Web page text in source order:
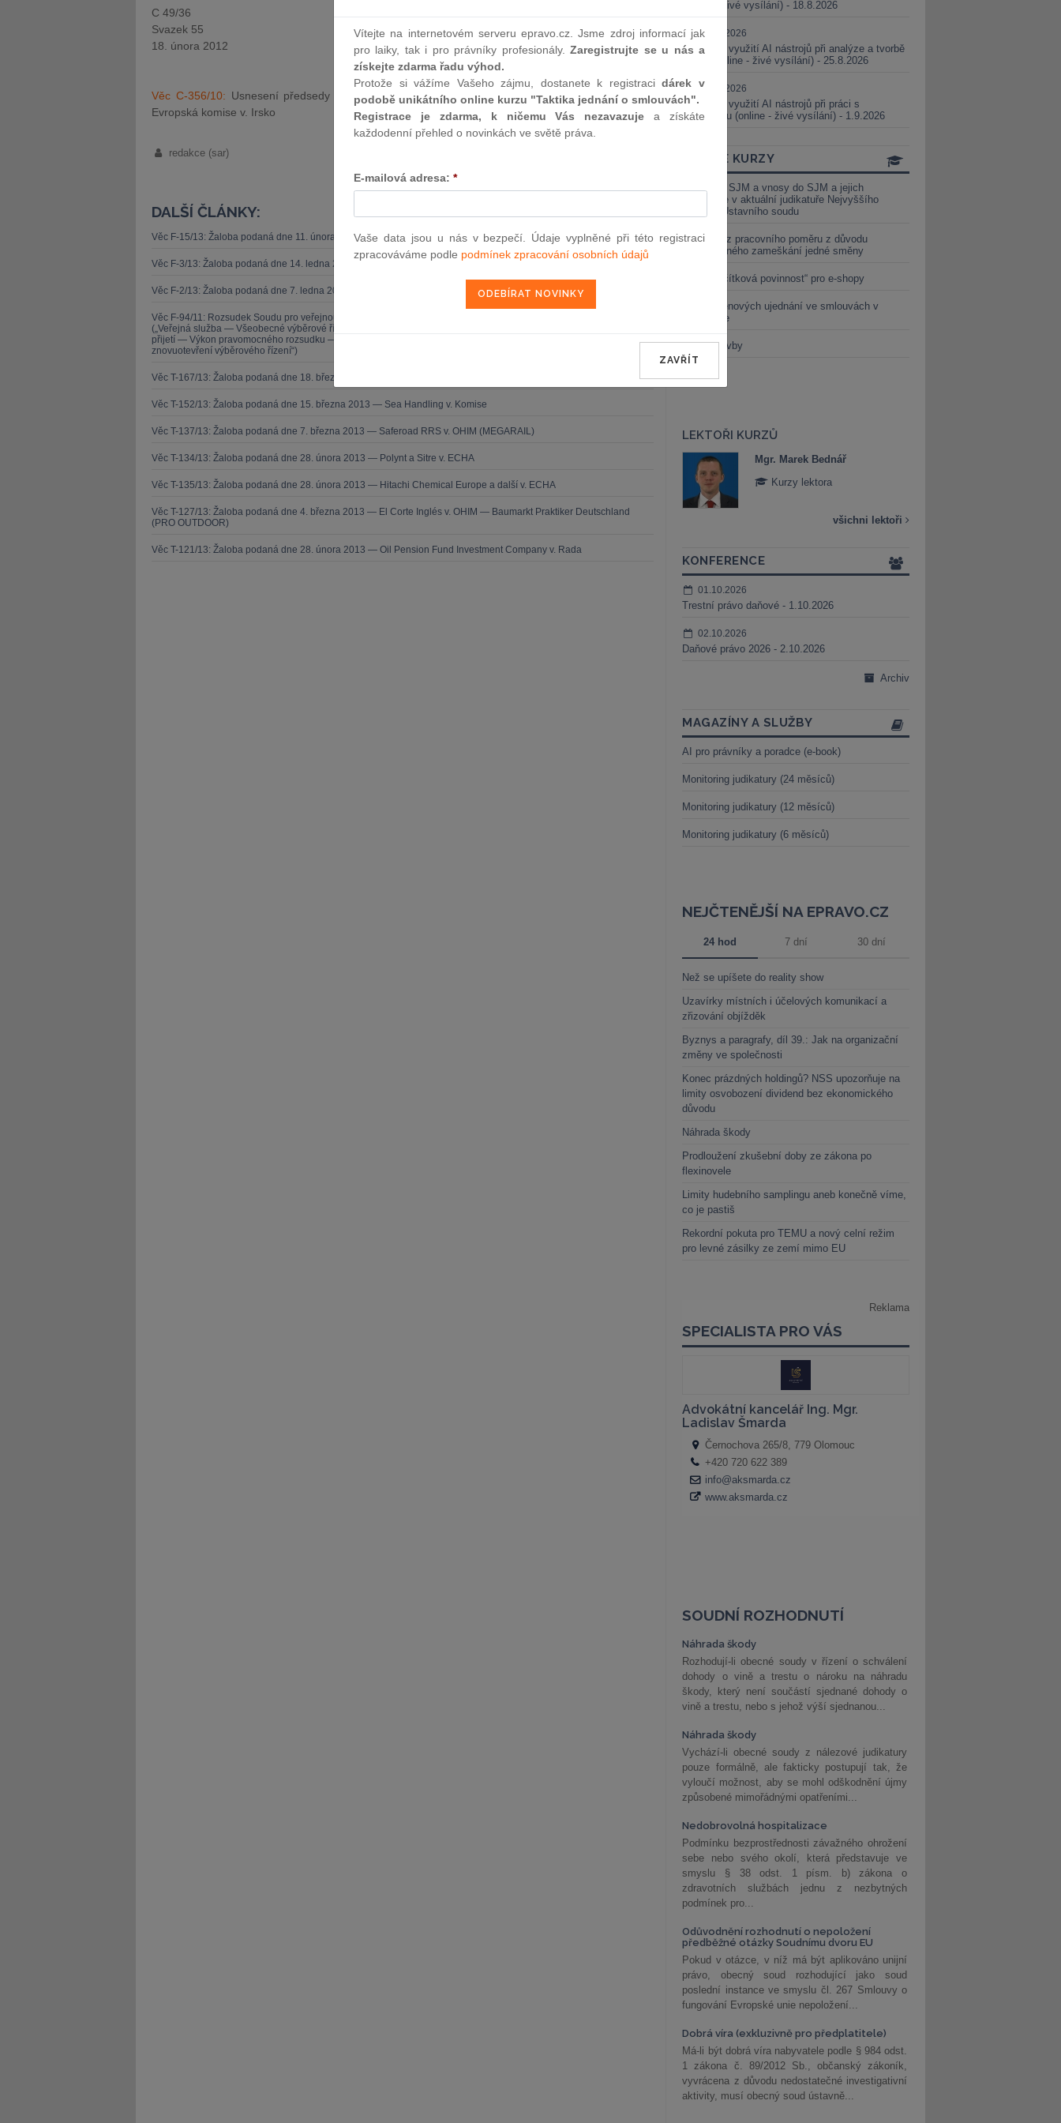
C 49/36
Svazek 55
18. února 2012
Věc C-356/10: Usnesení předsedy třetího senátu Soudního dvora ze dne 22. listopadu 2011 —
Evropská komise v. Irsko
redakce (sar)
DALŠÍ ČLÁNKY:
Věc F-15/13: Žaloba podaná dne 11. února 2013 — ZZ v. Komise
Věc F-3/13: Žaloba podaná dne 14. ledna 2013 — CK v. Komise
Věc F-2/13: Žaloba podaná dne 7. ledna 2013 — ZZ v. Komise
Věc F-94/11: Rozsudek Soudu pro veřejnou službu (druhého senátu) ze dne 21. března 2013 — Brune v. Komise
(„Veřejná služba — Všeobecné výběrové řízení — Zrušení rozhodnutí o nezapsání na seznam uchazečů vhodných k
přijetí — Výkon pravomocného rozsudku — Zásada legality — Námitka protiprávnosti vznesená proti rozhodnutí o
znovuotevření výběrového řízení“)
Věc T-167/13: Žaloba podaná dne 18. března 2013 — Comune di Milano v. Komise
Věc T-152/13: Žaloba podaná dne 15. března 2013 — Sea Handling v. Komise
Věc T-137/13: Žaloba podaná dne 7. března 2013 — Saferoad RRS v. OHIM (MEGARAIL)
Věc T-134/13: Žaloba podaná dne 28. února 2013 — Polynt a Sitre v. ECHA
Věc T-135/13: Žaloba podaná dne 28. února 2013 — Hitachi Chemical Europe a další v. ECHA
Věc T-127/13: Žaloba podaná dne 4. března 2013 — El Corte Inglés v. OHIM — Baumarkt Praktiker Deutschland
(PRO OUTDOOR)
Věc T-121/13: Žaloba podaná dne 28. února 2013 — Oil Pension Fund Investment Company v. Rada
(online - živé vysílání) - 18.8.2026
25.08.2026
Praktické využití AI nástrojů při analýze a tvorbě
smluv (online - živé vysílání) - 25.8.2026
01.09.2026
Praktické využití AI nástrojů při práci s
judikaturou (online - živé vysílání) - 1.9.2026
ONLINE KURZY
Vnosy ze SJM a vnosy do SJM a jejich
valorizace v aktuální judikatuře Nejvyššího
soudu a Ústavního soudu
Výpověď z pracovního poměru z důvodu
neomluveného zameškání jedné směny
Nová „tlačítková povinnost“ pro e-shopy
Změna cenových ujednání ve smlouvách v
energetice
Černé stavby
LEKTOŘI KURZŮ
JUDr. Tomáš Nielsen
JUDr. Tomáš Sokol
Kurzy lektora
Mgr. Marek Bednář
Kurzy lektora
všichni lektoři
KONFERENCE
01.10.2026
Trestní právo daňové - 1.10.2026
02.10.2026
Daňové právo 2026 - 2.10.2026
Archiv
MAGAZÍNY A SLUŽBY
AI pro právníky a poradce (e-book)
Monitoring judikatury (24 měsíců)
Monitoring judikatury (12 měsíců)
Monitoring judikatury (6 měsíců)
NEJČTENĚJŠÍ NA EPRAVO.CZ
24 hod 7 dní 30 dní
Než se upíšete do reality show
Uzavírky místních i účelových komunikací a
zřizování objížděk
Byznys a paragrafy, díl 39.: Jak na organizační
změny ve společnosti
Konec prázdných holdingů? NSS upozorňuje na
limity osvobození dividend bez ekonomického
důvodu
Náhrada škody
Prodloužení zkušební doby ze zákona po
flexinovele
Limity hudebního samplingu aneb konečně víme,
co je pastiš
Rekordní pokuta pro TEMU a nový celní režim
pro levné zásilky ze zemí mimo EU
SOUDNÍ ROZHODNUTÍ
Náhrada škody
Rozhodují-li obecné soudy v řízení o schválení
dohody o vině a trestu o nároku na náhradu
škody, který není součástí sjednané dohody o
vině a trestu, nebo s jehož výší sjednanou...
Náhrada škody
Vychází-li obecné soudy z nálezové judikatury
pouze formálně, ale fakticky postupují tak, že
vyloučí možnost, aby se mohl odškodnění újmy
způsobené mimořádnými opatřeními...
Nedobrovolná hospitalizace
Podmínku bezprostřednosti závažného ohrožení
sebe nebo svého okolí, která představuje ve
smyslu § 38 odst. 1 písm. b) zákona o
zdravotních službách jednu z nezbytných
podmínek pro...
Odůvodnění rozhodnutí o nepoložení
předběžné otázky Soudnímu dvoru EU
Pokud v otázce, v níž má být aplikováno unijní
právo, obecný soud rozhodující jako soud
poslední instance ve smyslu čl. 267 Smlouvy o
fungování Evropské unie nepoložení...
Dobrá víra (exkluzivně pro předplatitele)
Má-li být dobrá víra nabyvatele podle § 984 odst.
1 zákona č. 89/2012 Sb., občanský zákoník,
vyvrácena z důvodu nedostatečné investigativní
aktivity, musí obecný soud ústavně...
Vítejte na internetovém serveru epravo.cz. Jsme zdroj informací jak
pro laiky, tak i pro právníky profesionály.Zaregistrujte se u nás a
získejte zdarma řadu výhod.
Protože si vážíme Vašeho zájmu, dostanete k registracidárek v
podobě unikátního online kurzu "Taktika jednání o smlouvách".
Registrace je zdarma, k ničemu Vás nezavazuje a získáte
každodenní přehled o novinkách ve světě práva.
E-mailová adresa: *
Vaše data jsou u nás v bezpečí. Údaje vyplněné při této registraci
zpracováváme podle podmínek zpracování osobních údajů
ZAVŘÍT